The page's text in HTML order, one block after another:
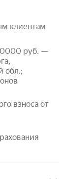
клиентам
обл.;